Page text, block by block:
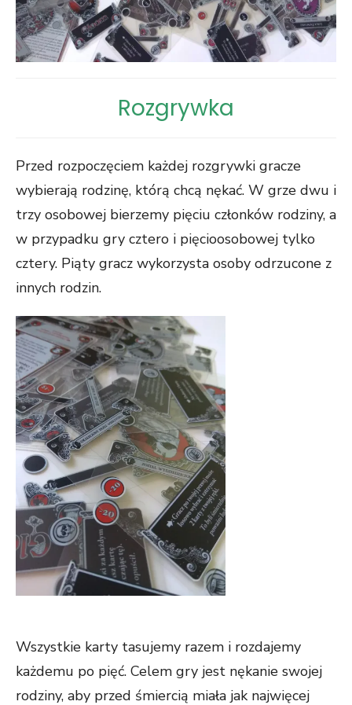
Rozgrywka
Przed rozpoczęciem każdej rozgrywki gracze
wybierają rodzinę, którą chcą nękać. W grze dwu i
trzy osobowej bierzemy pięciu członków rodziny, a
w przypadku gry cztero i pięcioosobowej tylko
cztery. Piąty gracz wykorzysta osoby odrzucone z
innych rodzin.
Wszystkie karty tasujemy razem i rozdajemy
każdemu po pięć. Celem gry jest nękanie swojej
rodziny, aby przed śmiercią miała jak najwięcej